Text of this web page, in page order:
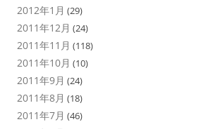
2012年1月 (29)
2011年12月 (24)
2011年11月 (118)
2011年10月 (10)
2011年9月 (24)
2011年8月 (18)
2011年7月 (46)